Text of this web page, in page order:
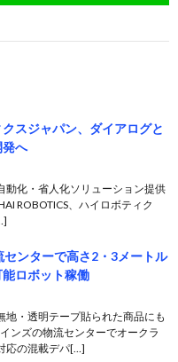
スジャパン、ダイアログと
へ
動化・省人化ソリューション提供
ROBOTICS、ハイロボティク
ンターで高さ2・3メートル
ロボット稼働
地・透明テープ貼られた商品にも
ンズの物流センターでオークラ
応の混載デパ[…]